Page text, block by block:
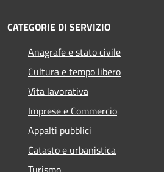
CATEGORIE DI SERVIZIO
Anagrafe e stato civile
Cultura e tempo libero
Vita lavorativa
Imprese e Commercio
Appalti pubblici
Catasto e urbanistica